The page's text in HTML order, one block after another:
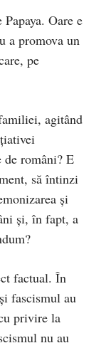
Papaya. Oare e
a promova un
pe
agitând
de români? E
să întinzi
și
și, în fapt, a
factual. În
fascismul au
privire la
nu au